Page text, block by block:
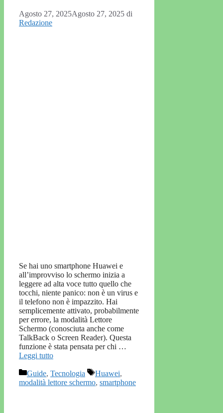
Agosto 27, 2025Agosto 27, 2025 di
Redazione
Se hai uno smartphone Huawei e
all’improvviso lo schermo inizia a
leggere ad alta voce tutto quello che
tocchi, niente panico: non è un virus e
il telefono non è impazzito. Hai
semplicemente attivato, probabilmente
per errore, la modalità Lettore
Schermo (conosciuta anche come
TalkBack o Screen Reader). Questa
funzione è stata pensata per chi …
Leggi tutto
Categorie
Guide, Tecnologia Tag
Huawei,
modalità lettore schermo, smartphone